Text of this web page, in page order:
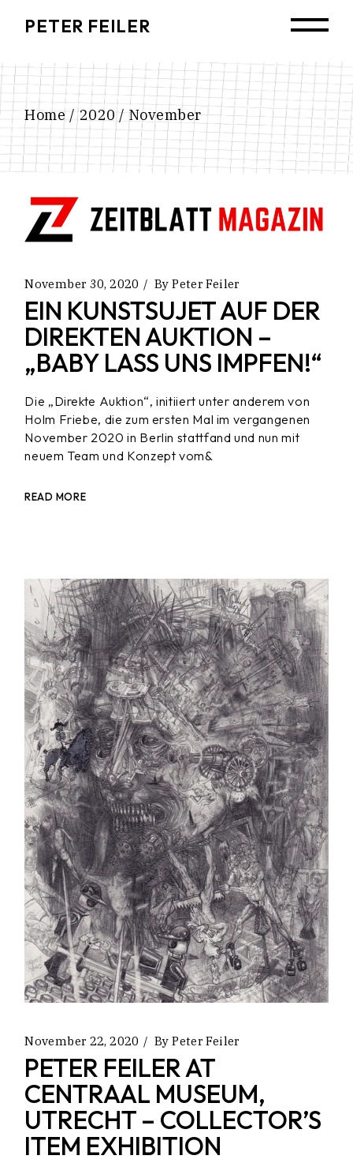
PETER FEILER
Home 2020 November
November 30, 2020 By Peter Feiler
EIN KUNSTSUJET AUF DER
DIREKTEN AUKTION –
„BABY LASS UNS IMPFEN!“
Die „Direkte Auktion“, initiiert unter anderem von
Holm Friebe, die zum ersten Mal im vergangenen
November 2020 in Berlin stattfand und nun mit
neuem Team und Konzept vom&
READ MORE
November 22, 2020 By Peter Feiler
PETER FEILER AT
CENTRAAL MUSEUM,
UTRECHT – COLLECTOR’S
ITEM EXHIBITION